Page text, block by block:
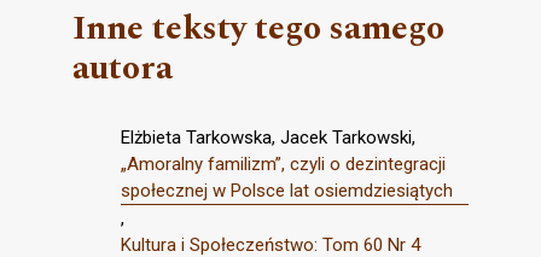
Inne teksty tego samego
autora
Elżbieta Tarkowska, Jacek Tarkowski,
„Amoralny familizm”, czyli o dezintegracji
społecznej w Polsce lat osiemdziesiątych
,
Kultura i Społeczeństwo: Tom 60 Nr 4